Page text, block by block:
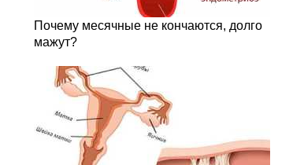
Почему месячные не кончаются, долго
мажут?